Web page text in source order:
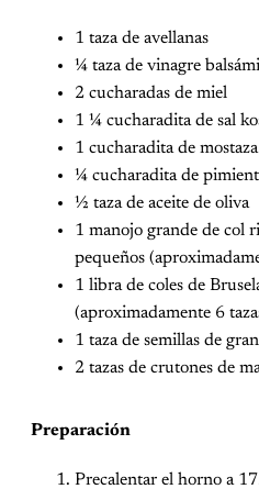
1 taza de avellanas
¼ taza de vinagre
2 cucharadas de miel
1 ¼ cucharadita de sal
1 cucharadita de
¼ cucharadita de
½ taza de aceite de oliva
1 manojo grande de col
pequeños
1 libra de coles de
(aproximadamente 6
1 taza de semillas de
2 tazas de crutones de
Preparación
Precalentar el horno a